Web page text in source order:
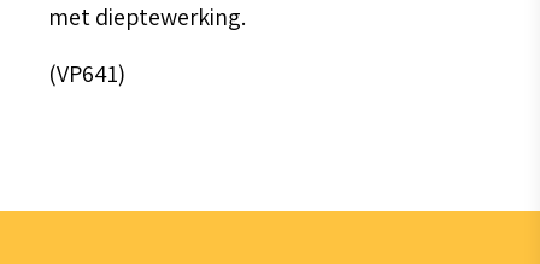
met dieptewerking.
(VP641)